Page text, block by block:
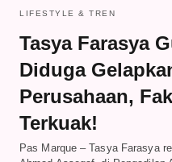
LIFESTYLE & TREN
Tasya Farasya
Diduga
Perusahaan,
Terkuak!
Pas Marque – Tasya Farasya